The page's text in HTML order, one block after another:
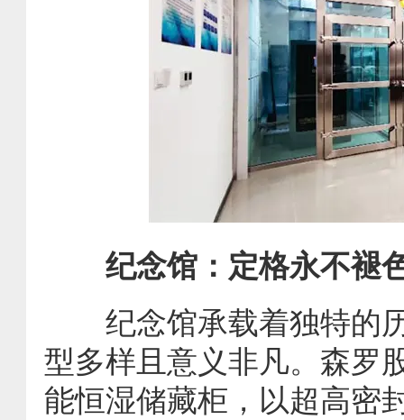
纪念馆：定格永不褪
纪念馆承载着独特的历
型多样且意义非凡。森罗
能恒湿储藏柜，以超高密